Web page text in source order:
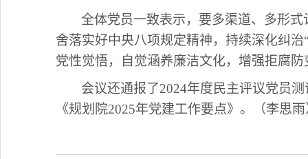
全体党员一致表示，要多渠道、多形
舍落实好中央八项规定精神，持续深化纠治
党性觉悟，自觉涵养廉洁文化，增强拒腐
会议还通报了2024年度民主评议党员
《规划院2025年党建工作要点》。（李思